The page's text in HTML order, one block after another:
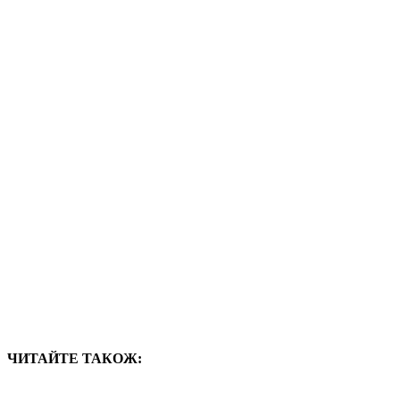
ЧИТАЙТЕ ТАКОЖ: